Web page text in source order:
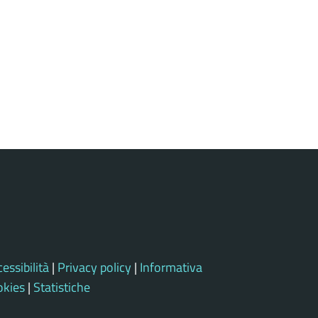
| Privacy policy | Informativa
| Statistiche